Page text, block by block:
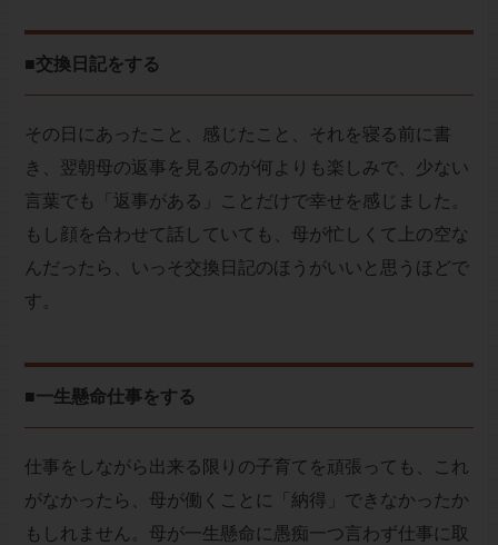
■交換日記をする
その日にあったこと、感じたこと、それを寝る前に書
き、翌朝母の返事を見るのが何よりも楽しみで、少ない
言葉でも「返事がある」ことだけで幸せを感じました。
もし顔を合わせて話していても、母が忙しくて上の空な
んだったら、いっそ交換日記のほうがいいと思うほどで
す。
■一生懸命仕事をする
仕事をしながら出来る限りの子育てを頑張っても、これ
がなかったら、母が働くことに「納得」できなかったか
もしれません。母が一生懸命に愚痴一つ言わず仕事に取